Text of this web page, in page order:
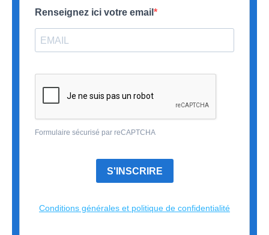
Renseignez ici votre email
Formulaire sécurisé par reCAPTCHA
S'INSCRIRE
Conditions générales et politique de confidentialité